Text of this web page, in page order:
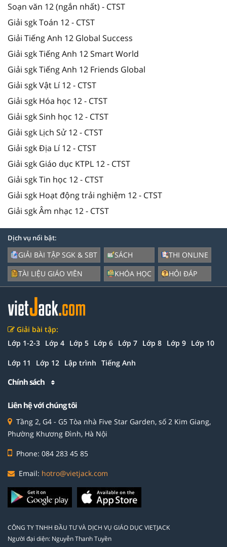
Soạn văn 12 (ngắn nhất) - CTST
Giải sgk Toán 12 - CTST
Giải Tiếng Anh 12 Global Success
Giải sgk Tiếng Anh 12 Smart World
Giải sgk Tiếng Anh 12 Friends Global
Giải sgk Vật Lí 12 - CTST
Giải sgk Hóa học 12 - CTST
Giải sgk Sinh học 12 - CTST
Giải sgk Lịch Sử 12 - CTST
Giải sgk Địa Lí 12 - CTST
Giải sgk Giáo dục KTPL 12 - CTST
Giải sgk Tin học 12 - CTST
Giải sgk Hoạt động trải nghiệm 12 - CTST
Giải sgk Âm nhạc 12 - CTST
Dịch vụ nổi bật:
GIẢI BÀI TẬP SGK & SBT
TÀI LIỆU GIÁO VIÊN
SÁCH
KHÓA HỌC
THI ONLINE
HỎI ĐÁP
Giải bài tập:
Lớp 1-2-3 Lớp 4 Lớp 5 Lớp 6 Lớp 7 Lớp 8 Lớp 9 Lớp 10
Lớp 11 Lớp 12 Lập trình Tiếng Anh
Chính sách
Liên hệ với chúng tôi
Tầng 2, G4 - G5 Tòa nhà Five Star Garden, số 2 Kim Giang,
Phường Khương Đình, Hà Nội
Phone: 084 283 45 85
Email: hotro@vietjack.com
CÔNG TY TNHH ĐẦU TƯ VÀ DỊCH VỤ GIÁO DỤC VIETJACK
Người đại diện: Nguyễn Thanh Tuyền